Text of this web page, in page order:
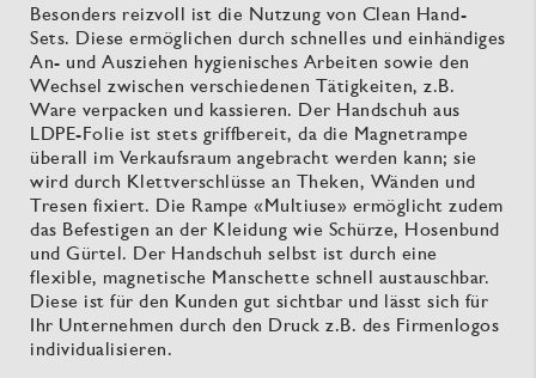
Besonders reizvoll ist die Nutzung von Clean Hand-
Sets. Diese ermöglichen durch schnelles und einhändiges
An- und Ausziehen hygienisches Arbeiten sowie den
Wechsel zwischen verschiedenen Tätigkeiten, z.B.
Ware verpacken und kassieren. Der Handschuh aus
LDPE-Folie ist stets griffbereit, da die Magnetrampe
überall im Verkaufsraum angebracht werden kann; sie
wird durch Klettverschlüsse an Theken, Wänden und
Tresen fixiert. Die Rampe «Multiuse» ermöglicht zudem
das Befestigen an der Kleidung wie Schürze, Hosenbund
und Gürtel. Der Handschuh selbst ist durch eine
flexible, magnetische Manschette schnell austauschbar.
Diese ist für den Kunden gut sichtbar und lässt sich für
Ihr Unternehmen durch den Druck z.B. des Firmenlogos
individualisieren.